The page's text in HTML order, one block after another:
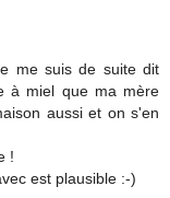
me suis de suite dit
à miel que ma mère
aussi et on s'en
!
est plausible :-)